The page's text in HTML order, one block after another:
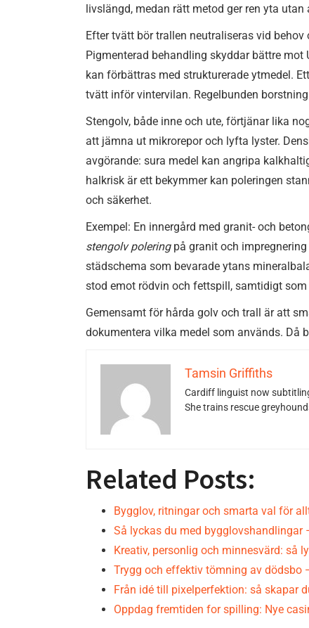
livslängd, medan rätt metod ger ren yta
Efter tvätt bör trallen neutraliseras vid
Pigmenterad behandling skyddar bättre
kan förbättras med strukturerade ytmedel.
tvätt inför vintervilan. Regelbunden
Stengolv, både inne och ute, förtjänar lika
att jämna ut mikrorepor och lyfta lyster.
avgörande: sura medel kan angripa
halkrisk är ett bekymmer kan poleringen
och säkerhet.
Exempel: En innergård med granit- och
stengolv poleringpå granit och
städschema som bevarade ytans
stod emot rödvin och fettspill, samtidigt
Gemensamt för hårda golv och trall är att
dokumentera vilka medel som används. Då
Tamsin Griffiths
Cardiff linguist now
She trains rescue
Related Posts:
Bygglov, ritningar och smarta val för
Så lyckas du med bygglovshandlingar
Kreativ, personlig och minnesvärd: så
Trygg och effektiv tömning av dödsbo
Från idé till pixelperfektion: så skapar
Oppdag fremtiden for spilling: Nye